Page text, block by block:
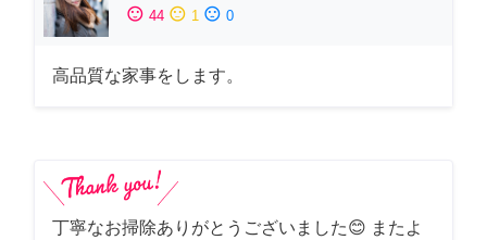
sentiment_satisfied 44 sentiment_neutral 1 sentiment_dissatisfied 0
高品質な家事をします。
丁寧なお掃除ありがとうございました😊 またよ